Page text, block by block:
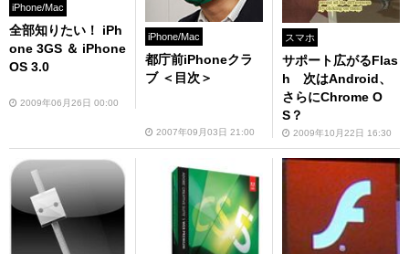
iPhone/Mac
全部知りたい！ iPh
one 3GS ＆ iPhone
OS 3.0
2009年06月26日 00:00
iPhone/Mac
都庁前iPhoneクラ
ブ ＜目次＞
2007年09月03日 21:00
スマホ
サポート広がるFlas
h 次はAndroid、
さらにChrome O
S？
2009年10月22日 16:30